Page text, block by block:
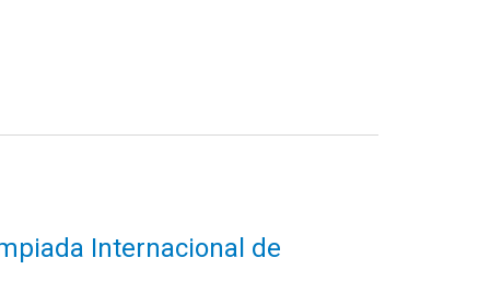
Internacional de